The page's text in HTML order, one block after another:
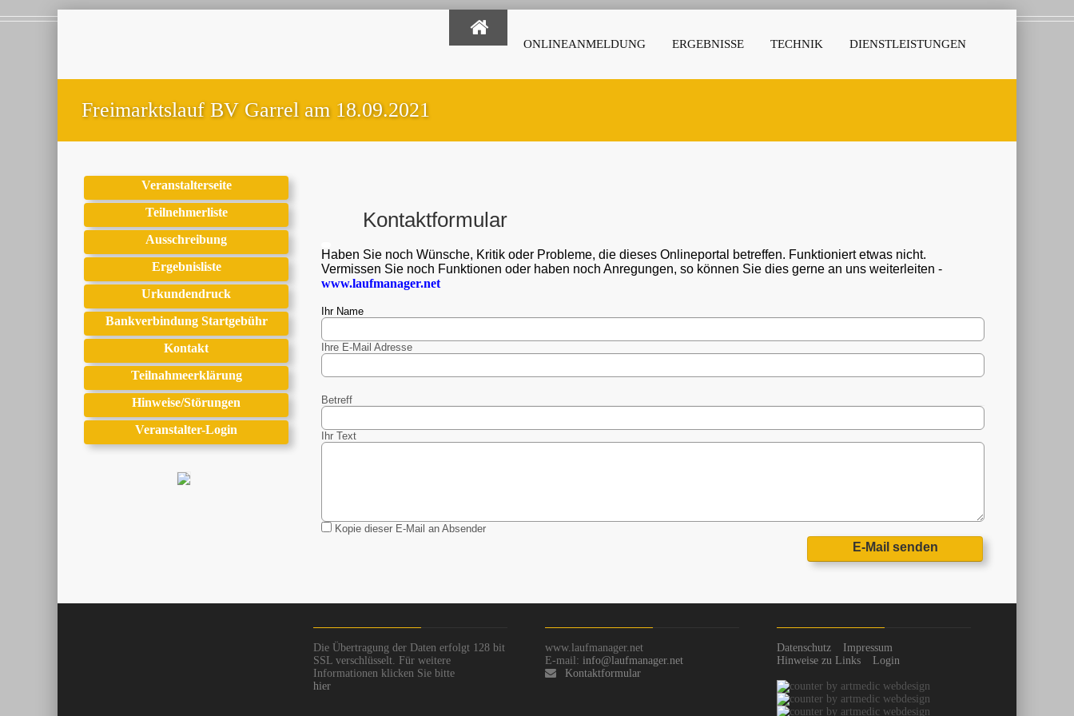
ONLINEANMELDUNG ERGEBNISSE TECHNIK DIENSTLEISTUNGEN
Freimarktslauf BV Garrel am 18.09.2021
Veranstalterseite
Teilnehmerliste
Ausschreibung
Ergebnisliste
Urkundendruck
Bankverbindung Startgebühr
Kontakt
Teilnahmeerklärung
Hinweise/Störungen
Veranstalter-Login
Kontaktformular
Haben Sie noch Wünsche, Kritik oder Probleme, die dieses Onlineportal betreffen. Funktioniert etwas nicht.
Vermissen Sie noch Funktionen oder haben noch Anregungen, so können Sie dies gerne an uns weiterleiten -
www.laufmanager.net
Ihr Name
Ihre E-Mail Adresse
Betreff
Ihr Text
Kopie dieser E-Mail an Absender
E-Mail senden
Die Übertragung der Daten erfolgt 128 bit
SSL verschlüsselt. Für weitere
Informationen klicken Sie bitte
hier
www.laufmanager.net
E-mail: info@laufmanager.net
Kontaktformular
Datenschutz
Impressum
Hinweise zu Links
Login